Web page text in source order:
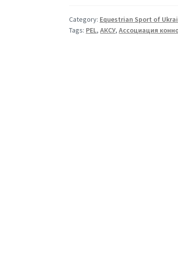
Category: Equestrian Sport of
Tags: PEL,АКСУ,Ассоциация